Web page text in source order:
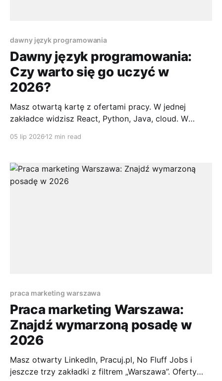
dawny język programowania
Dawny język programowania:
Czy warto się go uczyć w
2026?
Masz otwartą kartę z ofertami pracy. W jednej
zakładce widzisz React, Python, Java, cloud. W
wiadomość z innej epoki: utrzymanie systemów
albo Fortran. Pierwsza reakcja zwykle jest prosta. To
05 lip 2026 12 min read
praca marketing warszawa
Praca marketing Warszawa:
Znajdź wymarzoną posadę w
2026
Masz otwarty LinkedIn, Pracuj.pl, No Fluff Jobs i
jeszcze trzy zakładki z filtrem „Warszawa”. Oferty